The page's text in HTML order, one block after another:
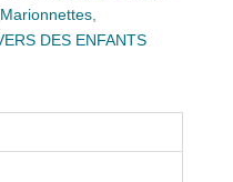
Marionnettes,
DES ENFANTS